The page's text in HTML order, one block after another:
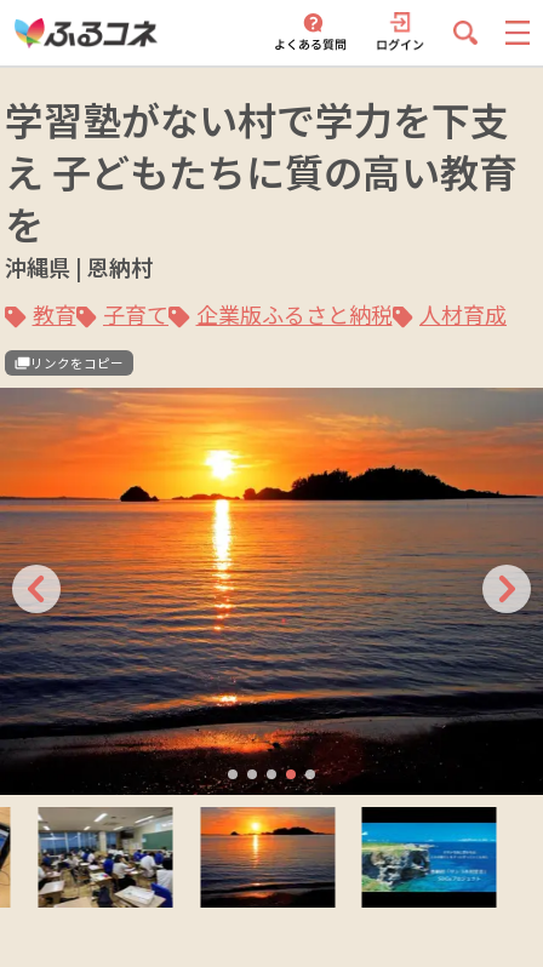
学習塾がない村で学力を下支
え 子どもたちに質の高い教育
を
沖縄県 | 恩納村
教育
子育て 企業版ふるさと納税 人材育成
リンクをコピー